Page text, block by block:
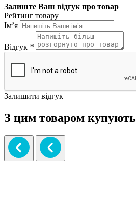
Залиште Ваш відгук про товар
Рейтинг товару
Ім’я
Відгук *
Залишити відгук
З цим товаром купують